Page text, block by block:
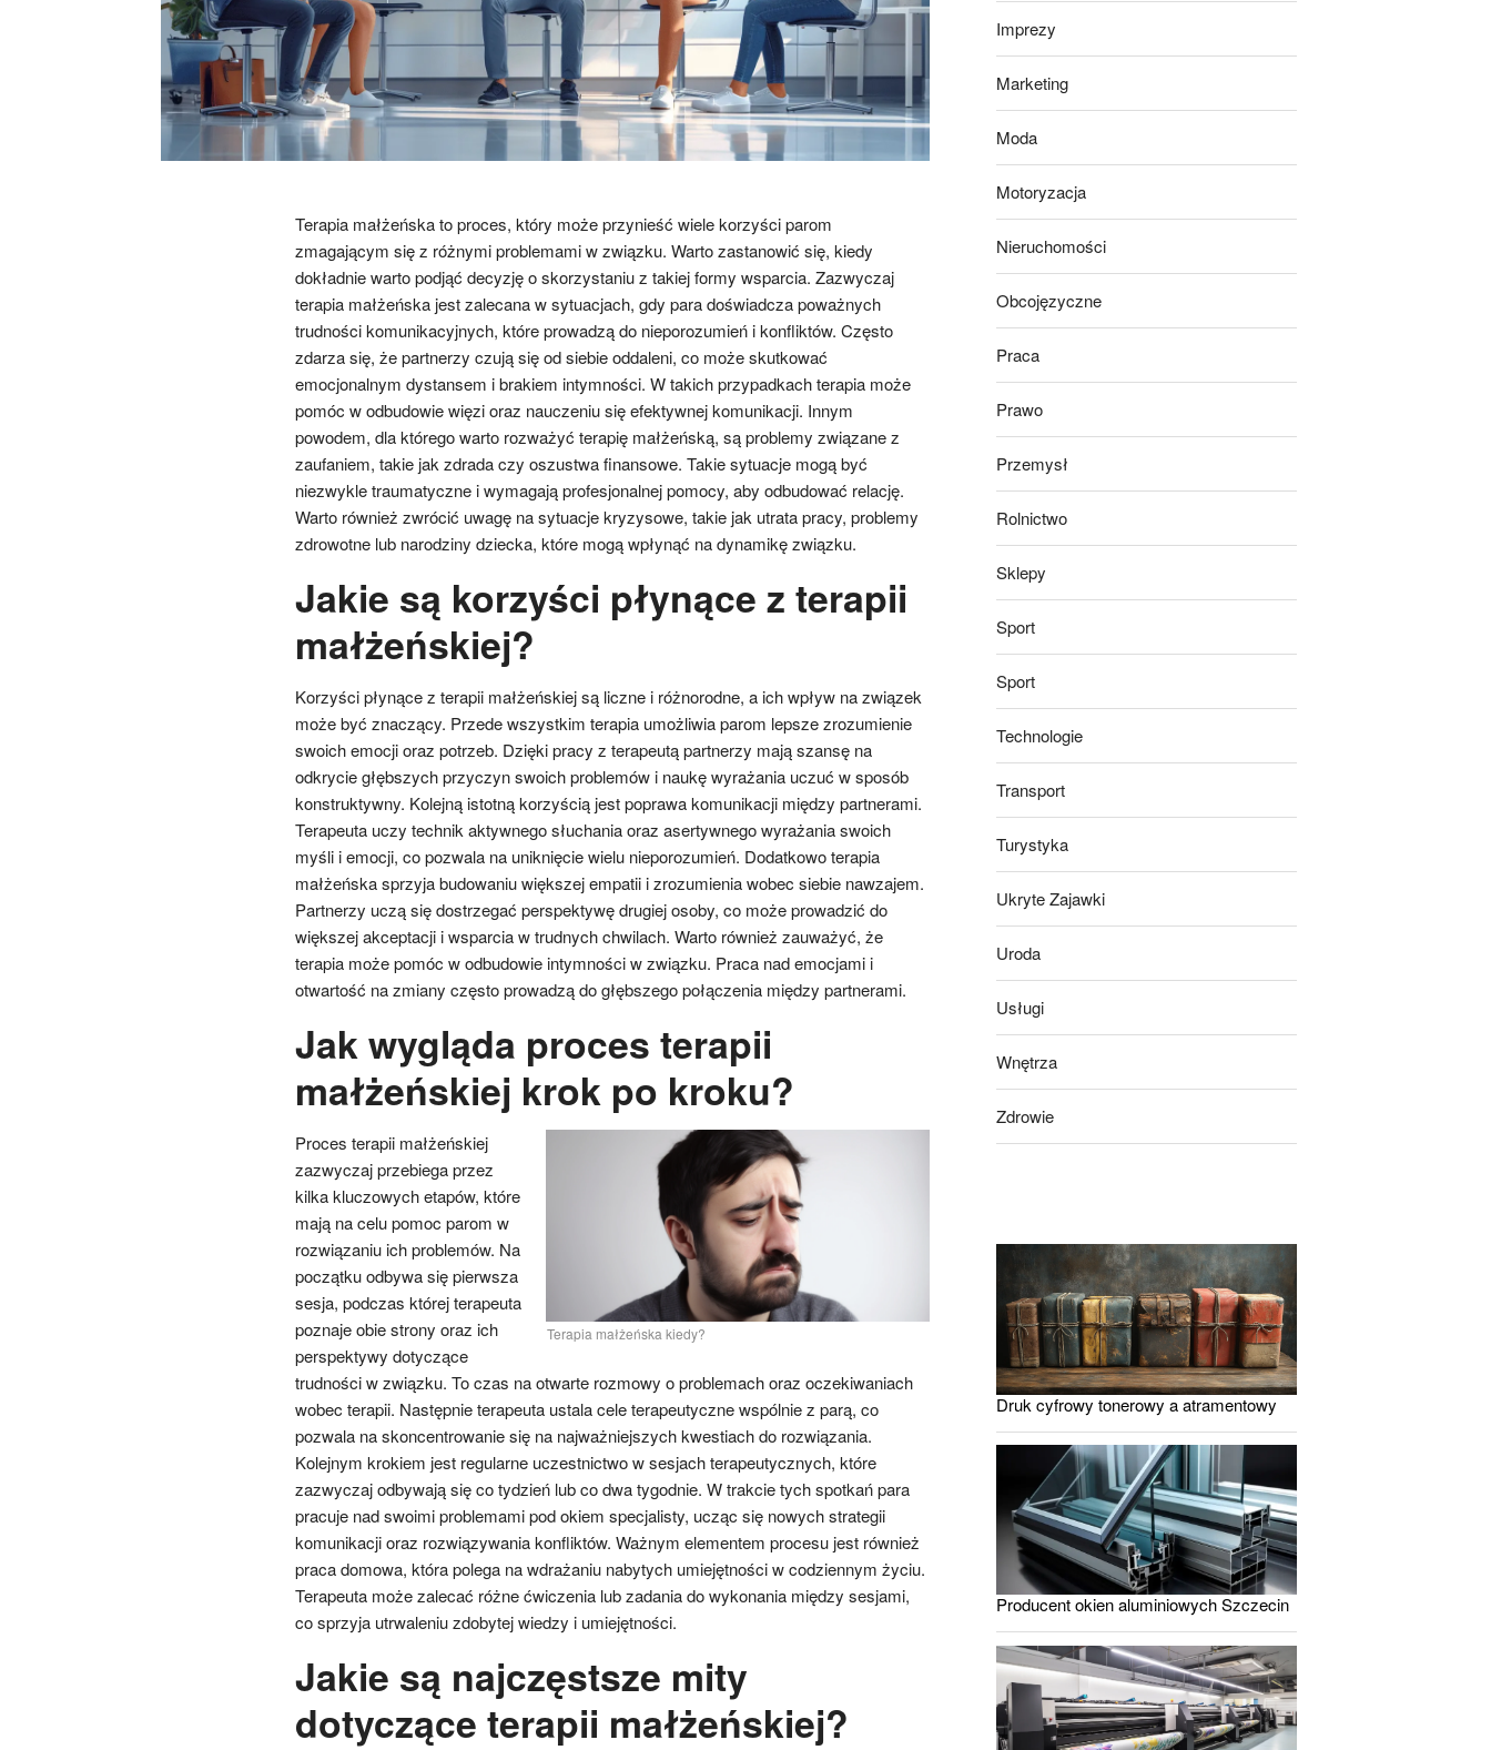
Terapia małżeńska to proces, który może przynieść wiele korzyści parom
zmagającym się z różnymi problemami w związku. Warto zastanowić się, kiedy
dokładnie warto podjąć decyzję o skorzystaniu z takiej formy wsparcia. Zazwyczaj
terapia małżeńska jest zalecana w sytuacjach, gdy para doświadcza poważnych
trudności komunikacyjnych, które prowadzą do nieporozumień i konfliktów. Często
zdarza się, że partnerzy czują się od siebie oddaleni, co może skutkować
emocjonalnym dystansem i brakiem intymności. W takich przypadkach terapia może
pomóc w odbudowie więzi oraz nauczeniu się efektywnej komunikacji. Innym
powodem, dla którego warto rozważyć terapię małżeńską, są problemy związane z
zaufaniem, takie jak zdrada czy oszustwa finansowe. Takie sytuacje mogą być
niezwykle traumatyczne i wymagają profesjonalnej pomocy, aby odbudować relację.
Warto również zwrócić uwagę na sytuacje kryzysowe, takie jak utrata pracy, problemy
zdrowotne lub narodziny dziecka, które mogą wpłynąć na dynamikę związku.
Jakie są korzyści płynące z terapii
małżeńskiej?
Korzyści płynące z terapii małżeńskiej są liczne i różnorodne, a ich wpływ na związek
może być znaczący. Przede wszystkim terapia umożliwia parom lepsze zrozumienie
swoich emocji oraz potrzeb. Dzięki pracy z terapeutą partnerzy mają szansę na
odkrycie głębszych przyczyn swoich problemów i naukę wyrażania uczuć w sposób
konstruktywny. Kolejną istotną korzyścią jest poprawa komunikacji między partnerami.
Terapeuta uczy technik aktywnego słuchania oraz asertywnego wyrażania swoich
myśli i emocji, co pozwala na uniknięcie wielu nieporozumień. Dodatkowo terapia
małżeńska sprzyja budowaniu większej empatii i zrozumienia wobec siebie nawzajem.
Partnerzy uczą się dostrzegać perspektywę drugiej osoby, co może prowadzić do
większej akceptacji i wsparcia w trudnych chwilach. Warto również zauważyć, że
terapia może pomóc w odbudowie intymności w związku. Praca nad emocjami i
otwartość na zmiany często prowadzą do głębszego połączenia między partnerami.
Jak wygląda proces terapii
małżeńskiej krok po kroku?
Terapia małżeńska kiedy?
Proces terapii małżeńskiej
zazwyczaj przebiega przez
kilka kluczowych etapów, które
mają na celu pomoc parom w
rozwiązaniu ich problemów. Na
początku odbywa się pierwsza
sesja, podczas której terapeuta
poznaje obie strony oraz ich
perspektywy dotyczące
trudności w związku. To czas na otwarte rozmowy o problemach oraz oczekiwaniach
wobec terapii. Następnie terapeuta ustala cele terapeutyczne wspólnie z parą, co
pozwala na skoncentrowanie się na najważniejszych kwestiach do rozwiązania.
Kolejnym krokiem jest regularne uczestnictwo w sesjach terapeutycznych, które
zazwyczaj odbywają się co tydzień lub co dwa tygodnie. W trakcie tych spotkań para
pracuje nad swoimi problemami pod okiem specjalisty, ucząc się nowych strategii
komunikacji oraz rozwiązywania konfliktów. Ważnym elementem procesu jest również
praca domowa, która polega na wdrażaniu nabytych umiejętności w codziennym życiu.
Terapeuta może zalecać różne ćwiczenia lub zadania do wykonania między sesjami,
co sprzyja utrwaleniu zdobytej wiedzy i umiejętności.
Jakie są najczęstsze mity
dotyczące terapii małżeńskiej?
Imprezy
Marketing
Moda
Motoryzacja
Nieruchomości
Obcojęzyczne
Praca
Prawo
Przemysł
Rolnictwo
Sklepy
Sport
Sport
Technologie
Transport
Turystyka
Ukryte Zajawki
Uroda
Usługi
Wnętrza
Zdrowie
Druk cyfrowy tonerowy a atramentowy
Producent okien aluminiowych Szczecin